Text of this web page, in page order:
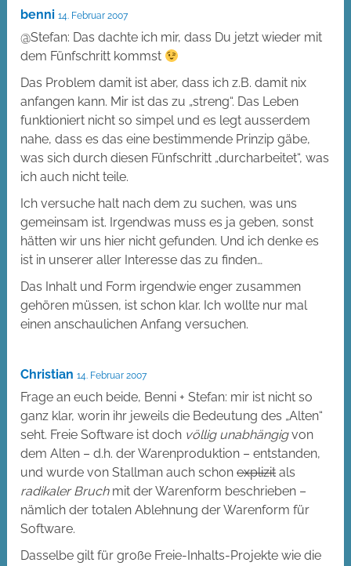
benni 14. Februar 2007
@Stefan: Das dachte ich mir, dass Du jetzt wieder mit
dem Fünfschritt kommst
Das Problem damit ist aber, dass ich z.B. damit nix
anfangen kann. Mir ist das zu „streng“. Das Leben
funktioniert nicht so simpel und es legt ausserdem
nahe, dass es das eine bestimmende Prinzip gäbe,
was sich durch diesen Fünfschritt „durcharbeitet“, was
ich auch nicht teile.
Ich versuche halt nach dem zu suchen, was uns
gemeinsam ist. Irgendwas muss es ja geben, sonst
hätten wir uns hier nicht gefunden. Und ich denke es
ist in unserer aller Interesse das zu finden…
Das Inhalt und Form irgendwie enger zusammen
gehören müssen, ist schon klar. Ich wollte nur mal
einen anschaulichen Anfang versuchen.
Christian 14. Februar 2007
Frage an euch beide, Benni + Stefan: mir ist nicht so
ganz klar, worin ihr jeweils die Bedeutung des „Alten“
seht. Freie Software ist doch völlig unabhängigvon
dem Alten – d.h. der Warenproduktion – entstanden,
und wurde von Stallman auch schonexplizit als
radikaler Bruchmit der Warenform beschrieben –
nämlich der totalen Ablehnung der Warenform für
Software.
Dasselbe gilt für große Freie-Inhalts-Projekte wie die